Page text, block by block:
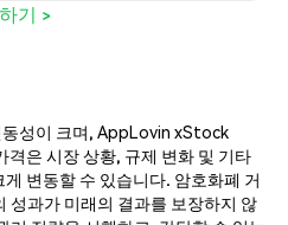
기 >
성이 크며, AppLovin xStock
격은 시장 상황, 규제 변화 및 기타
변동할 수 있습니다. 암호화폐 거
성과가 미래의 결과를 보장하지 않